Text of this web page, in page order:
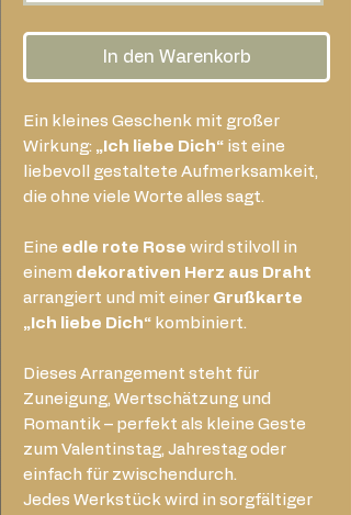
In den Warenkorb
Ein kleines Geschenk mit großer
Wirkung: „Ich liebe Dich“ ist eine
liebevoll gestaltete Aufmerksamkeit,
die ohne viele Worte alles sagt.
Eine edle rote Rose wird stilvoll in
einem dekorativen Herz aus Draht
arrangiert und mit einer Grußkarte
„Ich liebe Dich“ kombiniert.
Dieses Arrangement steht für
Zuneigung, Wertschätzung und
Romantik – perfekt als kleine Geste
zum Valentinstag, Jahrestag oder
einfach für zwischendurch.
Jedes Werkstück wird in sorgfältiger